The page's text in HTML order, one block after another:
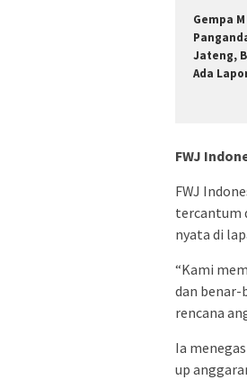
Gempa
Jateng,
Ada
FWJ
FWJ
tercantum
nyata di
“Kami
dan benar-
rencana
Ia
up